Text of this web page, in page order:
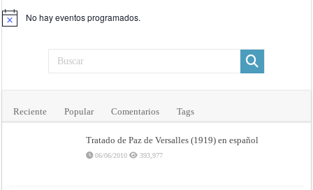
Aviso No hay eventos programados.
Reciente Popular Comentarios Tags
Tratado de Paz de Versalles (1919) en español
06/06/2010 393,977